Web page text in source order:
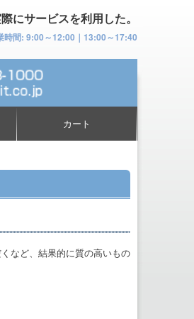
にサービスを利用した。
時間: 9:00～12:00｜13:00～17:40
カート
など、結果的に質の高いもの